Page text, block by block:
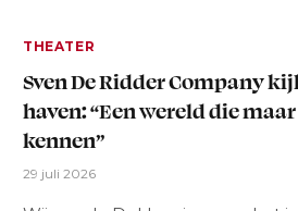
THEATER
Sven De Ridder Company
haven: “Een wereld die
kennen”
29 juli 2026